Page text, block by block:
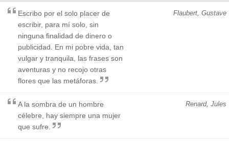
Flaubert, Gustave
Escribo por el solo placer de
escribir, para mí solo, sin
ninguna finalidad de dinero o
publicidad. En mi pobre vida, tan
vulgar y tranquila, las frases son
aventuras y no recojo otras
flores que las metáforas.
Renard, Jules
A la sombra de un hombre
célebre, hay siempre una mujer
que sufre.